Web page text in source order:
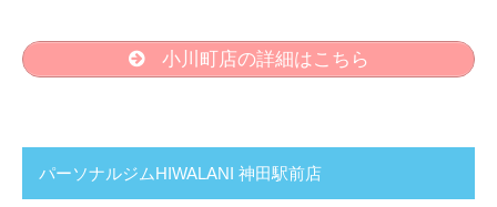
小川町店の詳細はこちら
パーソナルジムHIWALANI 神田駅前店